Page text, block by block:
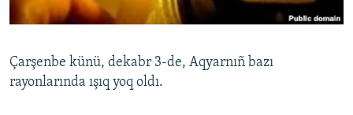
Русский
Українською
Çarşenbe künü, dekabr 3-de, Aqyarnıñ bazı
rayonlarında ışıq yoq oldı.